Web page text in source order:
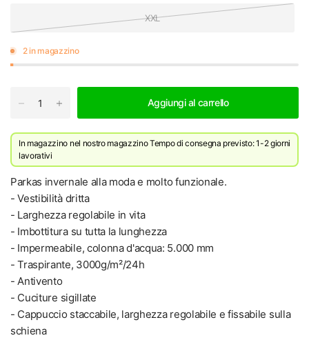
XXL
2 in magazzino
Aggiungi al carrello
In magazzino nel nostro magazzinoTempo di consegna previsto: 1-2 giorni
lavorativi
Parkas invernale alla moda e molto funzionale.
- Vestibilità dritta
- Larghezza regolabile in vita
- Imbottitura su tutta la lunghezza
- Impermeabile, colonna d'acqua: 5.000 mm
- Traspirante, 3000g/m²/24h
- Antivento
- Cuciture sigillate
- Cappuccio staccabile, larghezza regolabile e fissabile sulla
schiena